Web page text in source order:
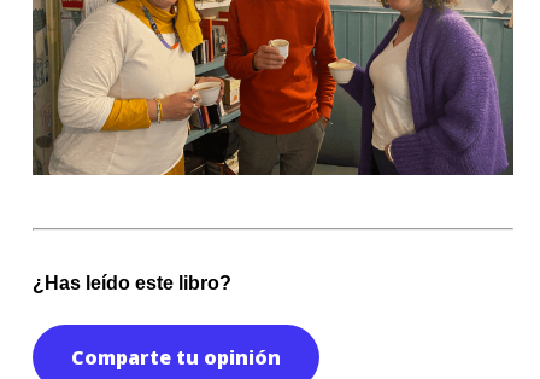
¿Has leído este libro?
Comparte tu opinión